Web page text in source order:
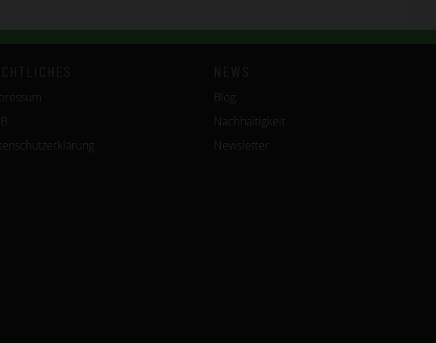
Blog
Nachhaltigkeit
Newsletter